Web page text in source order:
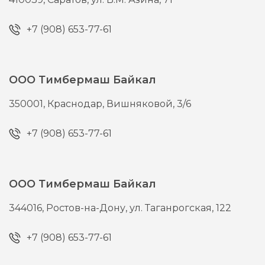
+7 (908) 653-77-61
ООО Тимбермаш Байкал
350001, Краснодар, Вишняковой, 3/6
+7 (908) 653-77-61
ООО Тимбермаш Байкал
344016, Ростов-на-Дону,ул. Таганрогская, 122
+7 (908) 653-77-61